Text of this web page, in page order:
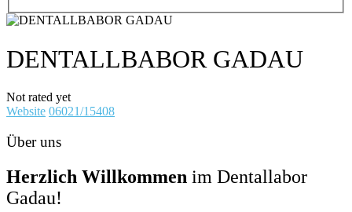
DENTALLBABOR GADAU
Not rated yet
Website 06021/15408
Über uns
Herzlich Willkommen im Dentallabor
Gadau!